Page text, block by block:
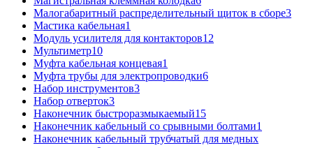
Малогабаритный распределительный щиток в сборе3
Мастика кабельная1
Модуль усилителя для контакторов12
Мультиметр10
Муфта кабельная концевая1
Муфта трубы для электропроводки6
Набор инструментов3
Набор отверток3
Наконечник быстроразмыкаемый15
Наконечник кабельный со срывными болтами1
Наконечник кабельный трубчатый для медных